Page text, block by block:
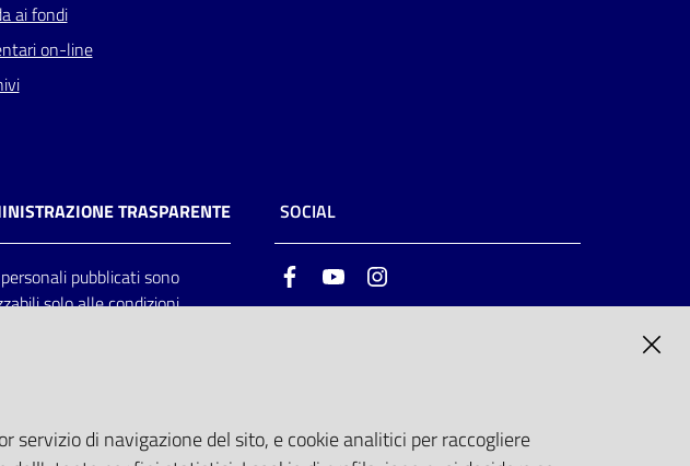
ai fondi
on-line
TRASPARENTE
pubblicati sono
solo alle condizioni
SOCIAL
FacebookYoutube
servizio di navigazione del sito, e cookie analitici per raccogliere